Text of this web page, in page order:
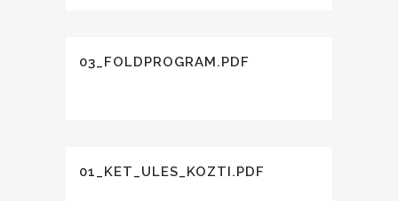
03_FOLDPROGRAM.PDF
01_KET_ULES_KOZTI.PDF